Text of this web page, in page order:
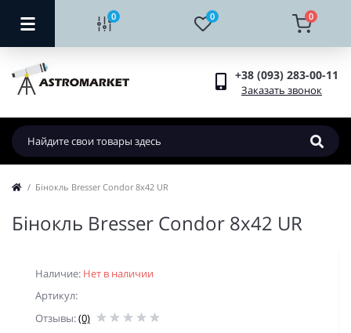
0 0 0
+38 (093) 283-00-11
Заказать звонок
Бiнокль Bresser Condor 8x42 UR
Бiнокль Bresser Condor 8x42 UR
Наличие: Нет в наличии
Артикул:
Отзывы:(0)